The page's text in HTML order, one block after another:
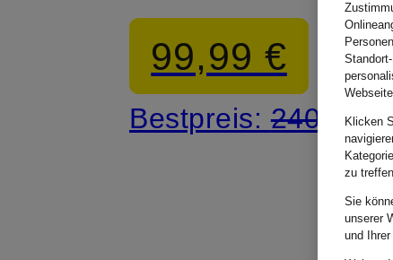
99,99 €
Bestpreis: 240 €Klicken
zu
Sie
unserer
und Ihrer